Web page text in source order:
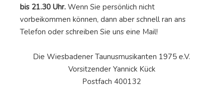
bis 21.30 Uhr. Wenn Sie persönlich nicht
vorbeikommen können, dann aber schnell ran ans
Telefon oder schreiben Sie uns eine Mail!
Die Wiesbadener Taunusmusikanten 1975 e.V.
Vorsitzender Yannick Kück
Postfach 400132